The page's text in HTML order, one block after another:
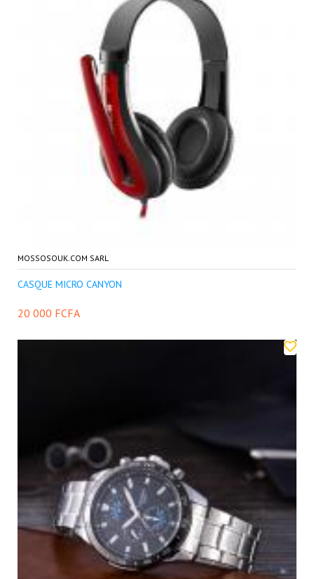
MOSSOSOUK.COM SARL
CASQUE MICRO CANYON
20 000 FCFA